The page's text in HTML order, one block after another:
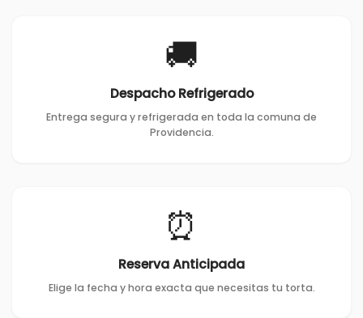
🚚
Despacho Refrigerado
Entrega segura y refrigerada en toda la comuna de
Providencia.
⏰
Reserva Anticipada
Elige la fecha y hora exacta que necesitas tu torta.